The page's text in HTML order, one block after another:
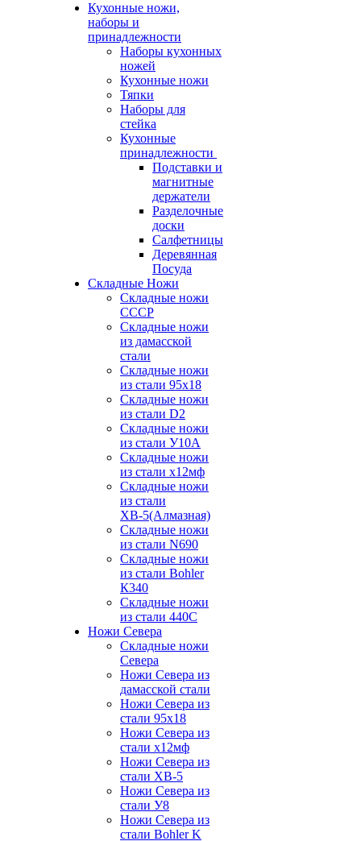
Кухонные ножи,
наборы и
принадлежности
Наборы кухонных
ножей
Кухонные ножи
Тяпки
Наборы для
стейка
Кухонные
принадлежности
Подставки и
магнитные
держатели
Разделочные
доски
Салфетницы
Деревянная
Посуда
Складные Ножи
Cкладные ножи
СССР
Складные ножи
из дамасской
стали
Складные ножи
из стали 95х18
Складные ножи
из стали D2
Складные ножи
из стали У10А
Складные ножи
из стали х12мф
Складные ножи
из стали
ХВ-5(Алмазная)
Складные ножи
из стали N690
Складные ножи
из стали Bohler
К340
Складные ножи
из стали 440С
Ножи Севера
Складные ножи
Севера
Ножи Севера из
дамасской стали
Ножи Севера из
стали 95х18
Ножи Севера из
стали х12мф
Ножи Севера из
стали ХВ-5
Ножи Севера из
стали У8
Ножи Севера из
стали Bohler K